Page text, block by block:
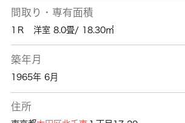
間取り・専有面積
1Ｒ 洋室 8.0畳/ 18.30㎡
築年月
1965年 6月
住所